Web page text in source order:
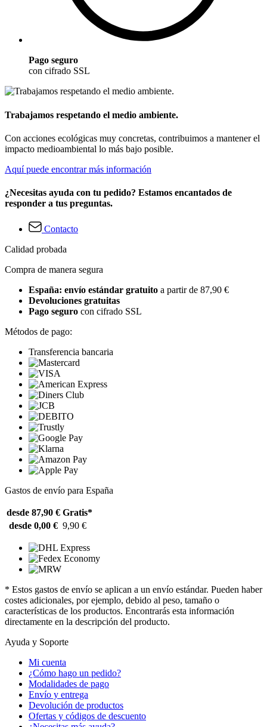
Pago seguro
con cifrado SSL
Trabajamos respetando el medio ambiente.
Con acciones ecológicas muy concretas, contribuimos a mantener el
impacto medioambiental lo más bajo posible.
Aquí puede encontrar más información
¿Necesitas ayuda con tu pedido? Estamos encantados de
responder a tus preguntas.
Contacto
Calidad probada
Compra de manera segura
España: envío estándar gratuito a partir de 87,90 €
Devoluciones gratuitas
Pago seguro con cifrado SSL
Métodos de pago:
Transferencia bancaria
Gastos de envío para España
desde 87,90 € Gratis*
desde 0,00 € 9,90 €
* Estos gastos de envío se aplican a un envío estándar. Pueden haber
costes adicionales, por ejemplo, debido al peso, tamaño o
características de los productos. Encontrarás esta información
directamente en la descripción del producto.
Ayuda y Soporte
Mi cuenta
¿Cómo hago un pedido?
Modalidades de pago
Envío y entrega
Devolución de productos
Ofertas y códigos de descuento